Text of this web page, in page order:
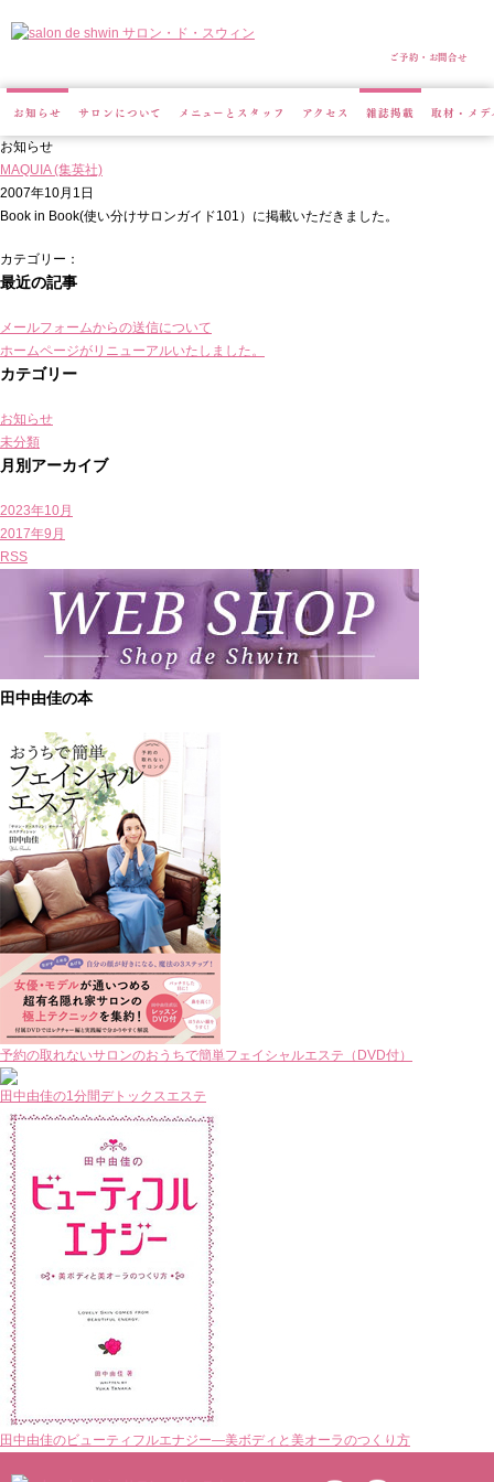
ご予約・お問合せ
お知らせ サロンについて メニューとスタッフ アクセス 雑誌掲載 取材・メデ
お知らせ
MAQUIA (集英社)
2007年10月1日
Book in Book(使い分けサロンガイド101）に掲載いただきました。
カテゴリー：
最近の記事
メールフォームからの送信について
ホームページがリニューアルいたしました。
カテゴリー
お知らせ
未分類
月別アーカイブ
2023年10月
2017年9月
RSS
田中由佳の本
予約の取れないサロンのおうちで簡単フェイシャルエステ（DVD付）
田中由佳の1分間デトックスエステ
田中由佳のビューティフルエナジー―美ボディと美オーラのつくり方